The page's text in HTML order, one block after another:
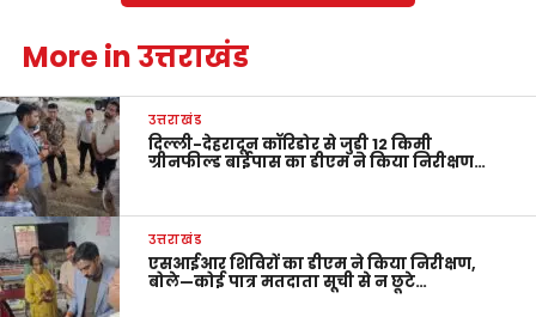
More in उत्तराखंड
उत्तराखंड
दिल्ली-देहरादून कॉरिडोर से जुड़ी 12 किमी
ग्रीनफील्ड बाईपास का डीएम ने किया निरीक्षण…
उत्तराखंड
एसआईआर शिविरों का डीएम ने किया निरीक्षण,
बोले—कोई पात्र मतदाता सूची से न छूटे…